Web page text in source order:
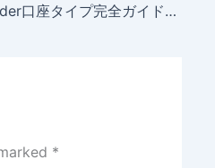
SwiftTrader口座タイプ完全ガイド【2025年最新】
*